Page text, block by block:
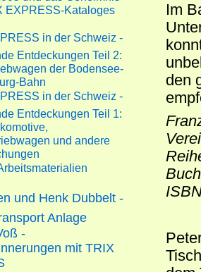
Im
den
EXPRESS-Kataloges
in der Schweiz -
Entdeckungen Teil 2:
der Bodensee-
Bahn
in der Schweiz -
Entdeckungen Teil 1:
und andere
und Henk Dubbelt -
Anlage
-
mit TRIX